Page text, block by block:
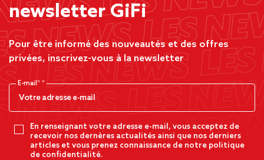
newsletter GiFi
Pour être informé des nouveautés et des offres
privées, inscrivez-vous à la newsletter
E-mail*
En renseignant votre adresse e-mail, vous acceptez de
recevoir nos dernères actualités ainsi que nos derniers
articles et vous prenez connaissance de notre politique
de confidentialité.